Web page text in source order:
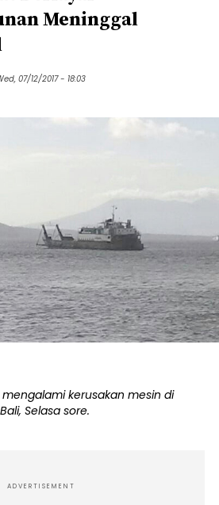
Meninggal
07/12/2017 - 18:03
mengalami kerusakan mesin di
Selasa sore.
ADVERTISEMENT